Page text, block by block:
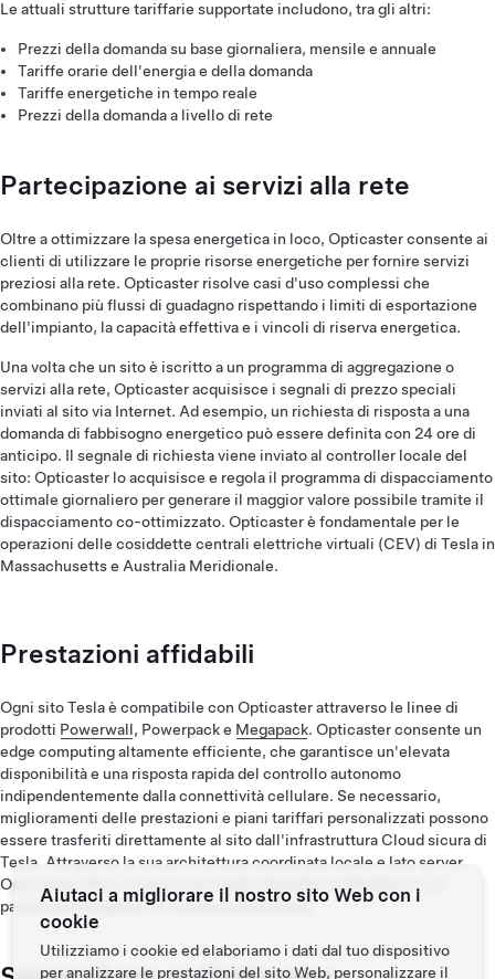
Le attuali strutture tariffarie supportate includono, tra gli altri:
Prezzi della domanda su base giornaliera, mensile e annuale
Tariffe orarie dell'energia e della domanda
Tariffe energetiche in tempo reale
Prezzi della domanda a livello di rete
Partecipazione ai servizi alla rete
Oltre a ottimizzare la spesa energetica in loco, Opticaster consente ai
clienti di utilizzare le proprie risorse energetiche per fornire servizi
preziosi alla rete. Opticaster risolve casi d'uso complessi che
combinano più flussi di guadagno rispettando i limiti di esportazione
dell'impianto, la capacità effettiva e i vincoli di riserva energetica.
Una volta che un sito è iscritto a un programma di aggregazione o
servizi alla rete, Opticaster acquisisce i segnali di prezzo speciali
inviati al sito via Internet. Ad esempio, un richiesta di risposta a una
domanda di fabbisogno energetico può essere definita con 24 ore di
anticipo. Il segnale di richiesta viene inviato al controller locale del
sito: Opticaster lo acquisisce e regola il programma di dispacciamento
ottimale giornaliero per generare il maggior valore possibile tramite il
dispacciamento co-ottimizzato. Opticaster è fondamentale per le
operazioni delle cosiddette centrali elettriche virtuali (CEV) di Tesla in
Massachusetts e Australia Meridionale.
Prestazioni affidabili
Ogni sito Tesla è compatibile con Opticaster attraverso le linee di
prodotti Powerwall, Powerpack e Megapack. Opticaster consente un
edge computing altamente efficiente, che garantisce un'elevata
disponibilità e una risposta rapida del controllo autonomo
indipendentemente dalla connettività cellulare. Se necessario,
miglioramenti delle prestazioni e piani tariffari personalizzati possono
essere trasferiti direttamente al sito dall'infrastruttura Cloud sicura di
Tesla. Attraverso la sua architettura coordinata locale e lato server,
Opticaster offre una soluzione molto flessibile e affidabile in un
panorama energetico in continua evoluzione.
Aiutaci a migliorare il nostro sito Web con i
cookie
Utilizziamo i cookie ed elaboriamo i dati dal tuo dispositivo
per analizzare le prestazioni del sito Web, personalizzare il